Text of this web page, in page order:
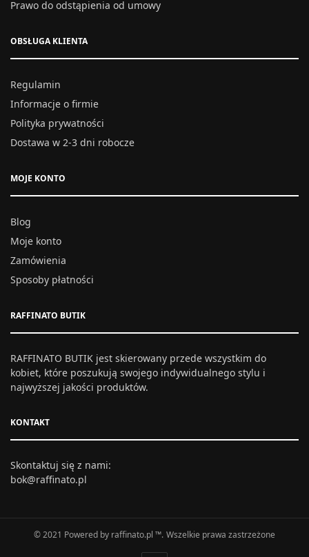
Prawo do odstąpienia od umowy
OBSŁUGA KLIENTA
Regulamin
Informacje o firmie
Polityka prywatności
Dostawa w 2-3 dni robocze
MOJE KONTO
Blog
Moje konto
Zamówienia
Sposoby płatności
RAFFINATO BUTIK
RAFFINATO BUTIK jest skierowany przede wszystkim do
kobiet, które poszukują swojego indywidualnego stylu i
najwyższej jakości produktów.
KONTAKT
Skontaktuj się z nami:
bok@raffinato.pl
© 2021 Powered by raffinato.pl ™. Wszelkie prawa zastrzeżone